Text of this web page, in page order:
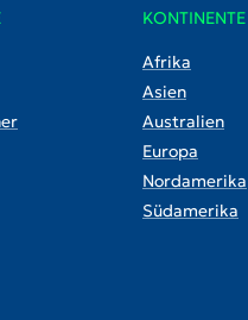
KONTINENTE
Afrika
Asien
Australien
Europa
Nordamerika
Südamerika